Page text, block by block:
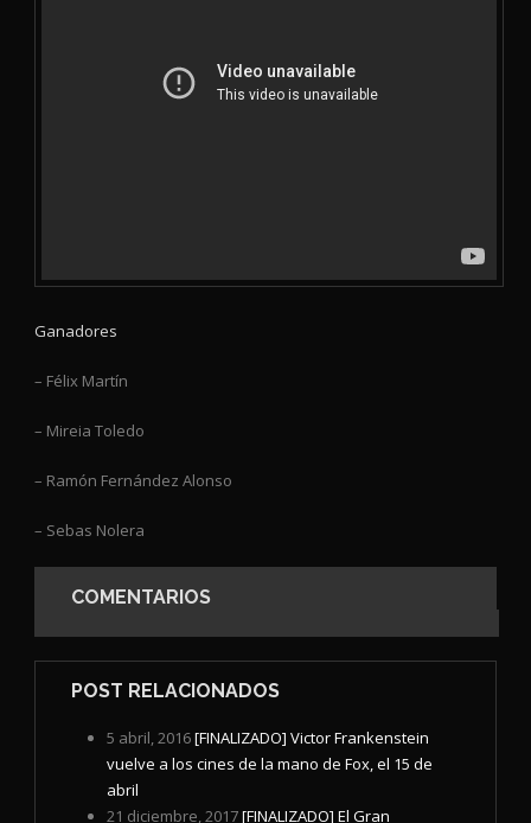
Ganadores
– Félix Martín
– Mireia Toledo
– Ramón Fernández Alonso
– Sebas Nolera
COMENTARIOS
POST RELACIONADOS
5 abril, 2016[FINALIZADO] Victor Frankenstein
vuelve a los cines de la mano de Fox, el 15 de
abril
21 diciembre, 2017[FINALIZADO] El Gran